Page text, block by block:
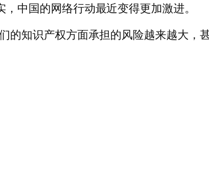
中国的网络行动最近变得更加激进。
的知识产权方面承担的风险越来越大，